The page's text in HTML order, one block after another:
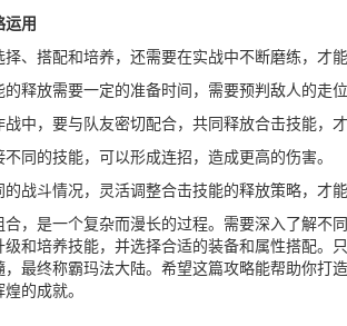
运用
择、搭配和培养，还需要在实战中不断磨练，才
释放需要一定的准备时间，需要预判敌人的走
战中，要与队友密切配合，共同释放合击技能，
同的技能，可以形成连招，造成更高的伤害。
的战斗情况，灵活调整合击技能的释放策略，才
，是一个复杂而漫长的过程。需要深入了解不
和培养技能，并选择合适的装备和属性搭配。
，最终称霸玛法大陆。希望这篇攻略能帮助你打
的成就。